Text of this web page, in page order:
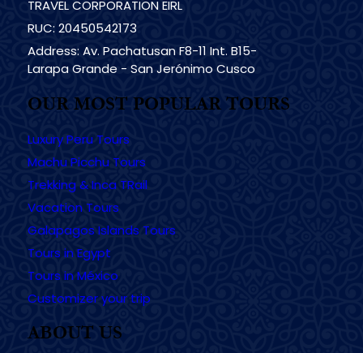
TRAVEL CORPORATION EIRL
RUC: 20450542173
Address: Av. Pachatusan F8-11 Int. B15-
Larapa Grande - San Jerónimo Cusco
OUR MOST POPULAR TOURS
Luxury Peru Tours
Machu Picchu Tours
Trekking & Inca TRail
Vacation Tours
Galapagos Islands Tours
Tours in Egypt
Tours in México
Customizer your trip
ABOUT US